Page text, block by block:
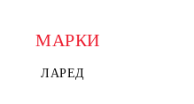
МАРКИ
ЛАРЕД